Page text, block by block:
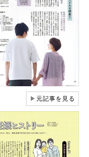
▶元記事を見る